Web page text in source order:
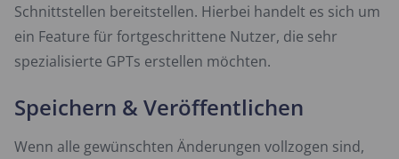
Schnittstellen bereitstellen. Hierbei handelt es sich um
ein Feature für fortgeschrittene Nutzer, die sehr
spezialisierte GPTs erstellen möchten.
Speichern & Veröffentlichen
Wenn alle gewünschten Änderungen vollzogen sind,